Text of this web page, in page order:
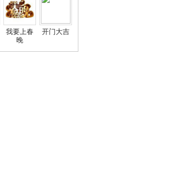
我要上春
晚
开门大吉